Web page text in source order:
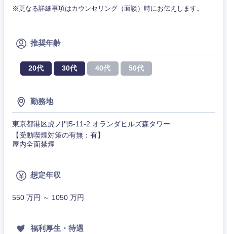
※更なる詳細事項はカウンセリング（面談）時にお伝えします。
推奨年齢
20代 30代 40代 50代
勤務地
東京都港区虎ノ門5-11-2 オランダヒルズ森タワー
【受動喫煙対策の有無：有】
屋内全面禁煙
想定年収
550 万円 ～ 1050 万円
福利厚生・待遇
サービス
ティブ
コンサル
タント
専門職
技術職
（IT）、
Webサー
ム
技術職
コンサルタント
専門職
技術職（IT）、Webサービス・制作、ゲーム
金融専門職
メディカル
倉庫・運輸・物流
IT・通信
上場企業
業
外資系企業
転勤なし 海外勤務あり
フルリモート
完全週休2日制